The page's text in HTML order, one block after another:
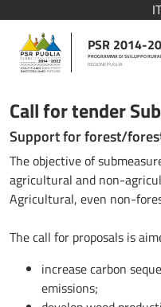
PSR 2014-
PROGRAMMA DI SVILUPPO
REGIONE PUGLIA
Bando Sottomisura
Call for tender
Support for forest/
The objective of
agricultural and non-
Agricultural, even non-
The call for proposals is
increase carbon
emissions;